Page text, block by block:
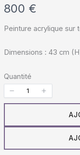
M
a
t
e
a
n
800 €
Peinture acrylique sur
Dimensions : 43 cm
Quantité